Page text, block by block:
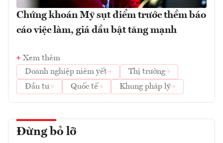
Chứng khoán Mỹ sụt điểm trước thềm báo
cáo việc làm, giá dầu bật tăng mạnh
Xem thêm
Doanh nghiệp niêm yết
Thị trường
Đầu tư
Quốc tế Khung pháp lý
Đừng bỏ lỡ